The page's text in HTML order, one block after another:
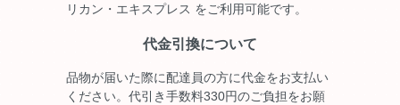
リカン・エキスプレス をご利用可能です。
代金引換について
品物が届いた際に配達員の方に代金をお支払い
ください。代引き手数料330円のご負担をお願